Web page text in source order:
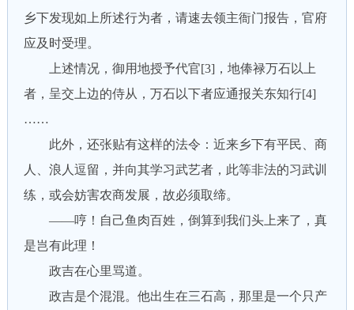
乡下发现如上所述行为者，请速去领主衙门报告，官府
应及时受理。
上述情况，御用地授予代官[3]，地俸禄万石以上
者，呈交上边的侍从，万石以下者应通报关东知行[4]
……
此外，还张贴有这样的法令：近来乡下有平民、商
人、浪人逗留，并向其学习武艺者，此等非法的习武训
练，或会妨害农商发展，故必须取缔。
——哼！自己鱼肉百姓，倒算到我们头上来了，真
是岂有此理！
政吉在心里骂道。
政吉是个混混。他出生在三石高，那里是一个只产